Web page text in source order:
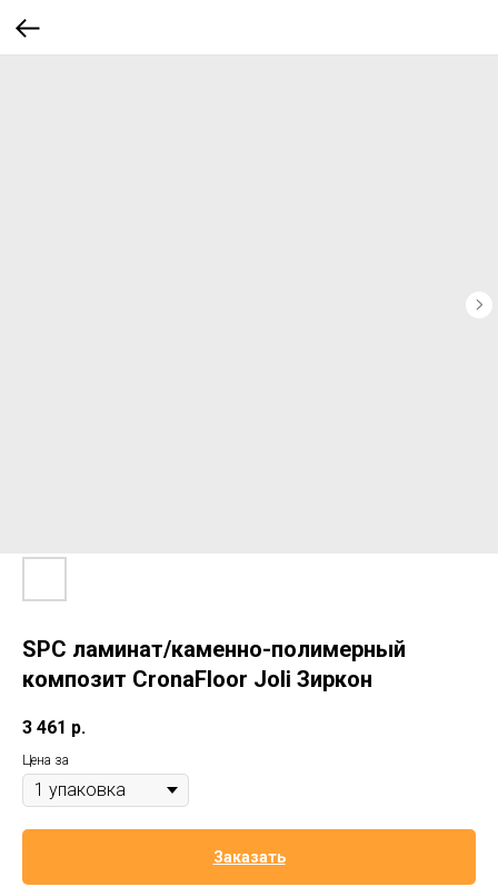
SPC ламинат/каменно-полимерный
композит CronaFloor Joli Зиркон
3 461 р.
Цена за
Заказать